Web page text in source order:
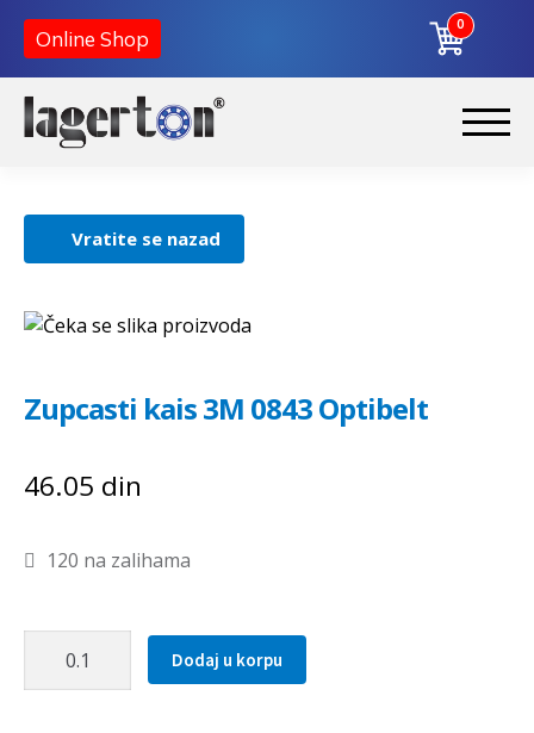
Online Shop
0
Početna
O nama
Kontakt
Vratite se nazad
Zupcasti kais 3M 0843 Optibelt
46.05 din
120 na zalihama
Dodaj u korpu